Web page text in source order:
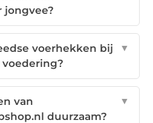
jongvee?
voerhekken bij
▼
van
duurzaam?
▼